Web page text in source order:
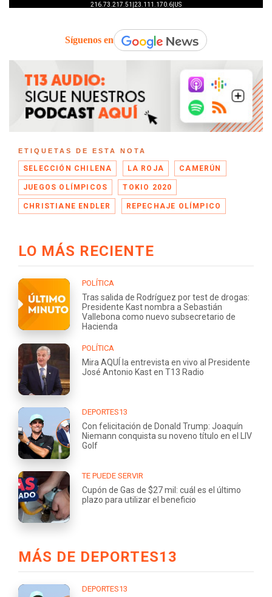
Síguenos en
ETIQUETAS DE ESTA NOTA
SELECCIÓN CHILENA LA ROJA CAMERÚN
JUEGOS OLÍMPICOS TOKIO 2020
CHRISTIANE ENDLER REPECHAJE OLÍMPICO
LO MÁS RECIENTE
POLÍTICA
Tras salida de Rodríguez por test de drogas:
Presidente Kast nombra a Sebastián
Vallebona como nuevo subsecretario de
Hacienda
POLÍTICA
Mira AQUÍ la entrevista en vivo al Presidente
José Antonio Kast en T13 Radio
DEPORTES13
Con felicitación de Donald Trump: Joaquín
Niemann conquista su noveno título en el LIV
Golf
TE PUEDE SERVIR
Cupón de Gas de $27 mil: cuál es el último
plazo para utilizar el beneficio
MÁS DE DEPORTES13
DEPORTES13